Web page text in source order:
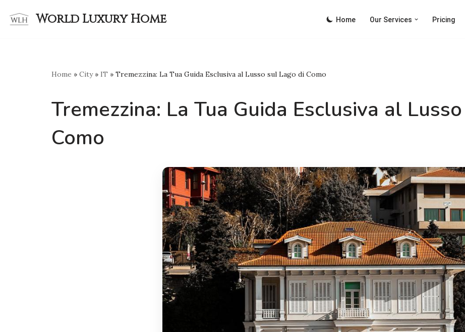
Skip
World Luxury Home Home Our Services Pricing
Home » City» IT » Tremezzina: La Tua Guida Esclusiva al Lusso sul Lago di Como
Tremezzina: La Tua Guida Esclusiva al
Como